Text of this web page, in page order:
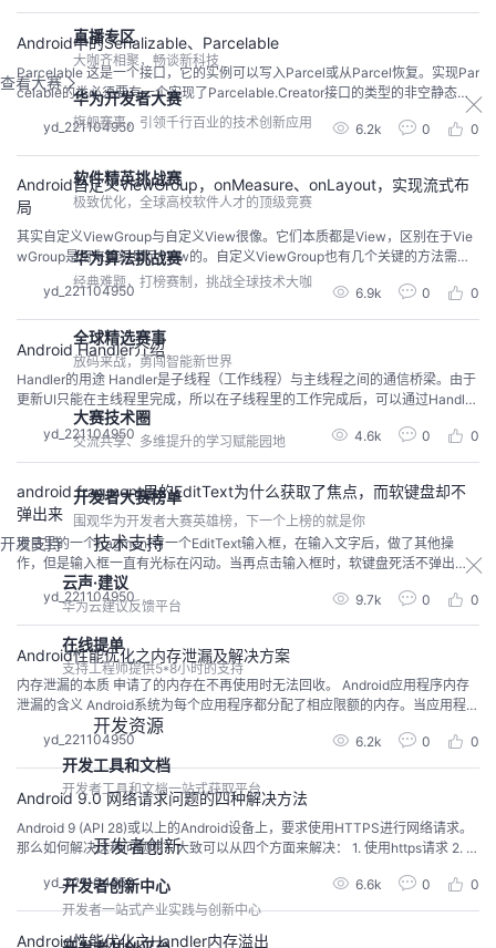
直播专区
大咖齐相聚，畅谈新科技
查看大赛
华为开发者大赛
旗舰赛事，引领千行百业的技术创新应用
软件精英挑战赛
极致优化，全球高校软件人才的顶级竞赛
华为算法挑战赛
经典难题，打榜赛制，挑战全球技术大咖
全球精选赛事
放码来战，勇闯智能新世界
大赛技术圈
交流共享、多维提升的学习赋能园地
开发者大赛榜单
围观华为开发者大赛英雄榜，下一个上榜的就是你
开发支持 技术支持
云声·建议
华为云建议反馈平台
在线提单
支持工程师提供5*8小时的支持
开发资源
开发工具和文档
开发者工具和文档一站式获取平台
开发者创新
开发者创新中心
开发者一站式产业实践与创新中心
水平是不是太差了，是不是没能与时俱进。好吧，话说多了...
Android中的Serializable、Parcelable
Parcelable 这是一个接口，它的实例可以写入Parcel或从Parcel恢复。实现Par
celable的类必须要有一个实现了Parcelable.Creator接口的类型的非空静态字
段CREATOR,这个字段是帮忙从一个Parcel产生一个Parcelable类的实例。 pu
blic class MyParcelable implements Parcela...
yd_221104950 6.2k 0 0
Android自定义ViewGroup，onMeasure、onLayout，实现流式布
局
其实自定义ViewGroup与自定义View很像。它们本质都是View，区别在于Vie
wGroup是用来组织显示View的。自定义ViewGroup也有几个关键的方法需要
实现，而且onLayout方法是必须实现的。在自定义ViewGroup中我们常常需要
重写onMeasure、onLayout，而onDraw一般不需要重写。 onMeasure(int wi
dthMe...
yd_221104950 6.9k 0 0
Android Handler介绍
Handler的用途 Handler是子线程（工作线程）与主线程之间的通信桥梁。由于
更新UI只能在主线程里完成，所以在子线程里的工作完成后，可以通过Handler
来通知主线程更新UI组件。 什么是主线程呢？ 当app应用程序启动时创建的第1
个线程就是主线程（MainThread）又叫UI线程，因为它专门用于UI的操作。 什
么是子线程呢？ 子线程，又因其作用而被...
yd_221104950 4.6k 0 0
android fragment里的EditText为什么获取了焦点，而软键盘却不
弹出来
项目里的一个fragment有一个EditText输入框，在输入文字后，做了其他操
作，但是输入框一直有光标在闪动。当再点击输入框时，软键盘死活不弹出
来。除非切换到其他页面再返回来，才可以弹出。 今天终于明白了为什么。因
为之前的焦点没有失去，所以当再点击输入框时，无法触发新的焦点事件，所
以键盘就不会弹出来了。解决的办法就是要清除之前的焦点。 第一步： 在布局
文件中，把Ed...
yd_221104950 9.7k 0 0
Android性能优化之内存泄漏及解决方案
内存泄漏的本质 申请了的内存在不再使用时无法回收。 Android应用程序内存
泄漏的含义 Android系统为每个应用程序都分配了相应限额的内存。当应用程序
中产生的内存泄漏较多时，将会导致应用程序运行所需要的内存超过系统为其
分配的限额，这时应用程序就会Crash（崩溃）。 常见引发内存泄漏的情况 集
合类static关键字修饰的成员变量非静态内部类 / 匿名类资...
yd_221104950 6.2k 0 0
Android 9.0 网络请求问题的四种解决方法
Android 9 (API 28)或以上的Android设备上，要求使用HTTPS进行网络请求。
那么如何解决这种问题呢？大致可以从四个方面来解决： 1. 使用https请求 2. ta
在res目录下新建一个xml目录，然后在xml目录里创建netwo...
yd_221104950 6.6k 0 0
Android性能优化之Handler内存溢出